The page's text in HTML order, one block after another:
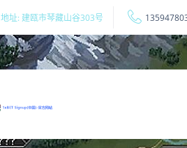
地址: 建瓯市琴藏山谷303号